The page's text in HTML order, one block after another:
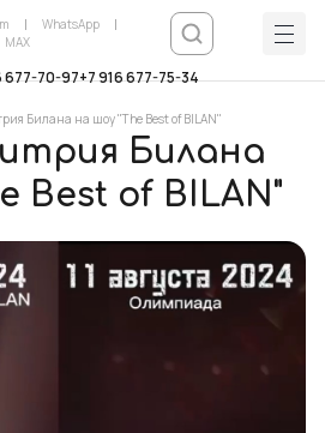
WhatsApp
MAX
677-70-97+7 916 677-75-34
Билана на шоу "The Best of BILAN"
Билана
Best of BILAN"